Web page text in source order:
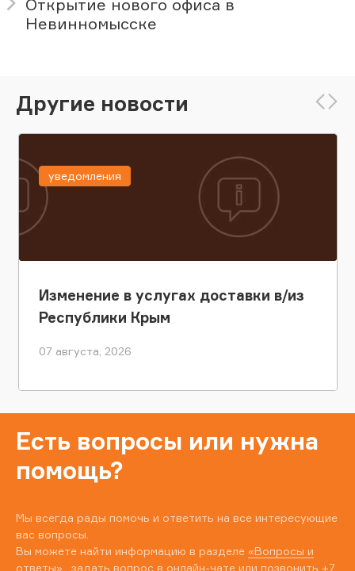
Открытие нового офиса в
Невинномысске
Другие новости
Изменение в услугах доставки в/из
Республики Крым
07 августа, 2026
уведомления
Есть вопросы или нужна
помощь?
Мы всегда рады помочь и ответить на все интересующие
вас вопросы.
Вы можете найти информацию в разделе «Вопросы и
ответы» , задать вопрос в онлайн-чате или позвонить +7